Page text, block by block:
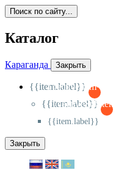
Поиск по сайту...
Каталог
Караганда Закрыть
{{item.label}}
{{item.label}}
{{item.label}}
Закрыть